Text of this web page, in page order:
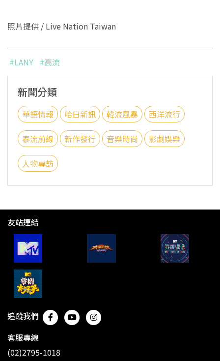
照片提供 / Live Nation Taiwan
#LANY #高流
新聞分類
華語情報 哈日新訊 韓流風暴 西洋流行
泰流前線 新作發行 音樂時尚 影劇娛樂
人物專訪
友站連結
追蹤我們
客服專線
(02)2795-1018